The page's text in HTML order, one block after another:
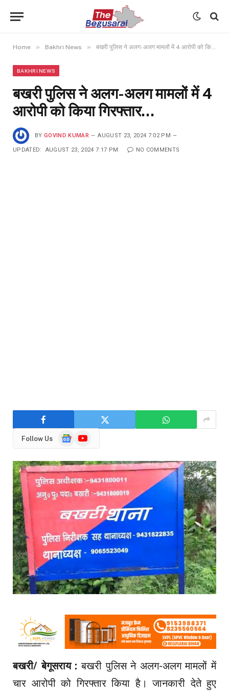
Home » Bakhri News » बखरी पुलिस ने अलग-अलग मामलों में 4 आरोपी को किया गिरफ्तार…
BAKHRI NEWS
बखरी पुलिस ने अलग-अलग मामलों में 4
आरोपी को किया गिरफ्तार…
BY GOVIND KUMAR AUGUST 23, 2024 7:02 PM
UPDATED: AUGUST 23, 2024 7:17 PM NO COMMENTS
Follow Us
GoogleYouTube
बखरी/ बेगूसराय :बखरी पुलिस ने अलग-अलग मामलों में
चार आरोपी को गिरफ्तार किया है। जानकारी देते हुए